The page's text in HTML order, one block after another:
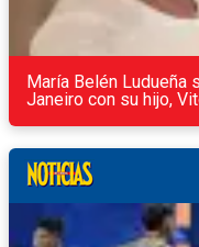
María Belén Ludueña
Janeiro con su hijo,